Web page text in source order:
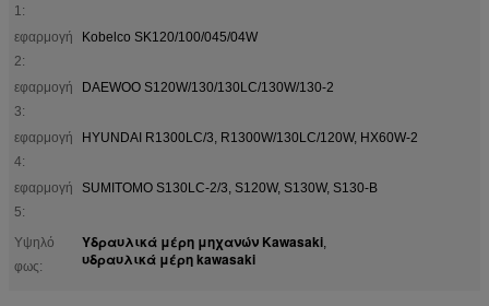
1:
εφαρμογή
2:
Kobelco SK120/100/045/04W
εφαρμογή
3:
DAEWOO S120W/130/130LC/130W/130-2
εφαρμογή
4:
HYUNDAI R1300LC/3, R1300W/130LC/120W, HX60W-2
εφαρμογή
5:
SUMITOMO S130LC-2/3, S120W, S130W, S130-Β
Υψηλό
φως:
Υδραυλικά μέρη μηχανών Kawasaki,
υδραυλικά μέρη kawasaki